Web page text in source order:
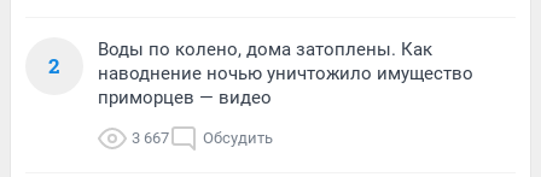
2
Воды по колено, дома затоплены. Как
наводнение ночью уничтожило имущество
приморцев — видео
3 667 Обсудить